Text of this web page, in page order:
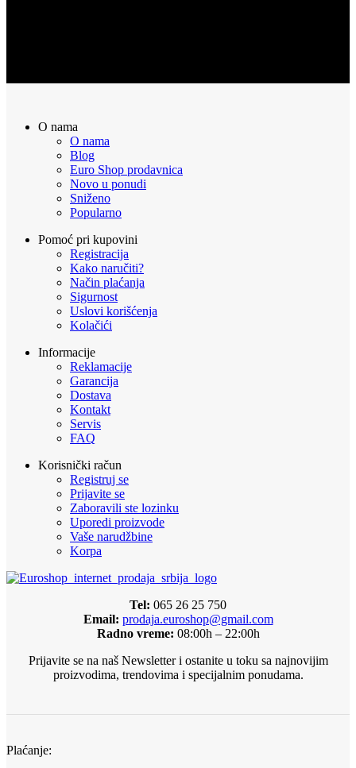
O nama
O nama
Blog
Euro Shop prodavnica
Novo u ponudi
Sniženo
Popularno
Pomoć pri kupovini
Registracija
Kako naručiti?
Način plaćanja
Sigurnost
Uslovi korišćenja
Kolačići
Informacije
Reklamacije
Garancija
Dostava
Kontakt
Servis
FAQ
Korisnički račun
Registruj se
Prijavite se
Zaboravili ste lozinku
Uporedi proizvode
Vaše narudžbine
Korpa
Tel: 065 26 25 750
Email: prodaja.euroshop@gmail.com
Radno vreme: 08:00h – 22:00h
Prijavite se na naš Newsletter i ostanite u toku sa najnovijim
proizvodima, trendovima i specijalnim ponudama.
Plaćanje: